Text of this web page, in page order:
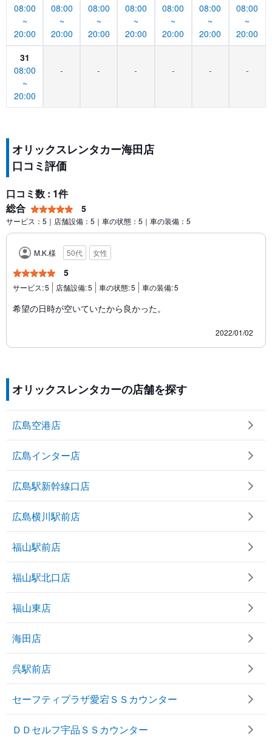
08:00
~
20:00
08:00
~
20:00
08:00
~
20:00
08:00
~
20:00
08:00
~
20:00
08:00
~
20:00
08:00
~
20:00
31
08:00
~
20:00
- - - - - -
オリックスレンタカー海田店
口コミ評価
口コミ数 : 1件
総合
5
サービス：5｜店舗設備：5｜車の状態：5｜車の装備：5
M.K.様 50代 女性
5
サービス:5 店舗設備:5 車の状態:5 車の装備:5
希望の日時が空いていたから良かった。
2022/01/02
オリックスレンタカーの店舗を探す
広島空港店
広島インター店
広島駅新幹線口店
広島横川駅前店
福山駅前店
福山駅北口店
福山東店
海田店
呉駅前店
セーフティプラザ愛宕ＳＳカウンター
ＤＤセルフ宇品ＳＳカウンター